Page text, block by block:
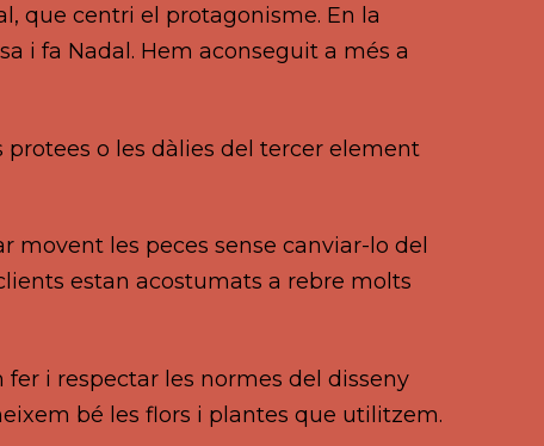
que centri el protagonisme. En la
i fa Nadal. Hem aconseguit a més a
o les dàlies del tercer element
movent les peces sense canviar-lo del
estan acostumats a rebre molts
i respectar les normes del disseny
bé les flors i plantes que utilitzem.